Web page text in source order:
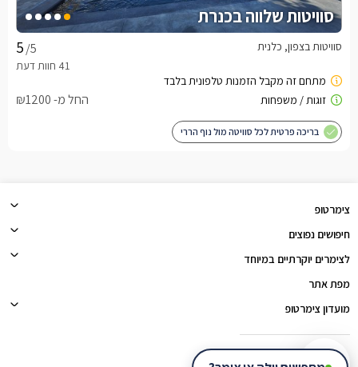
סוויטות שלווה בכנרת
/5 סוויטות בצפון, כלנית
החל מ- ₪1200
בריכה פרטית לכל סוויטה מול נוף הררי
צימרטופ
צימרטופ
חיפושים נפוצים
לצימרים יוקרתיים במיוחד
מפת אתר
מועדון צימרטופ